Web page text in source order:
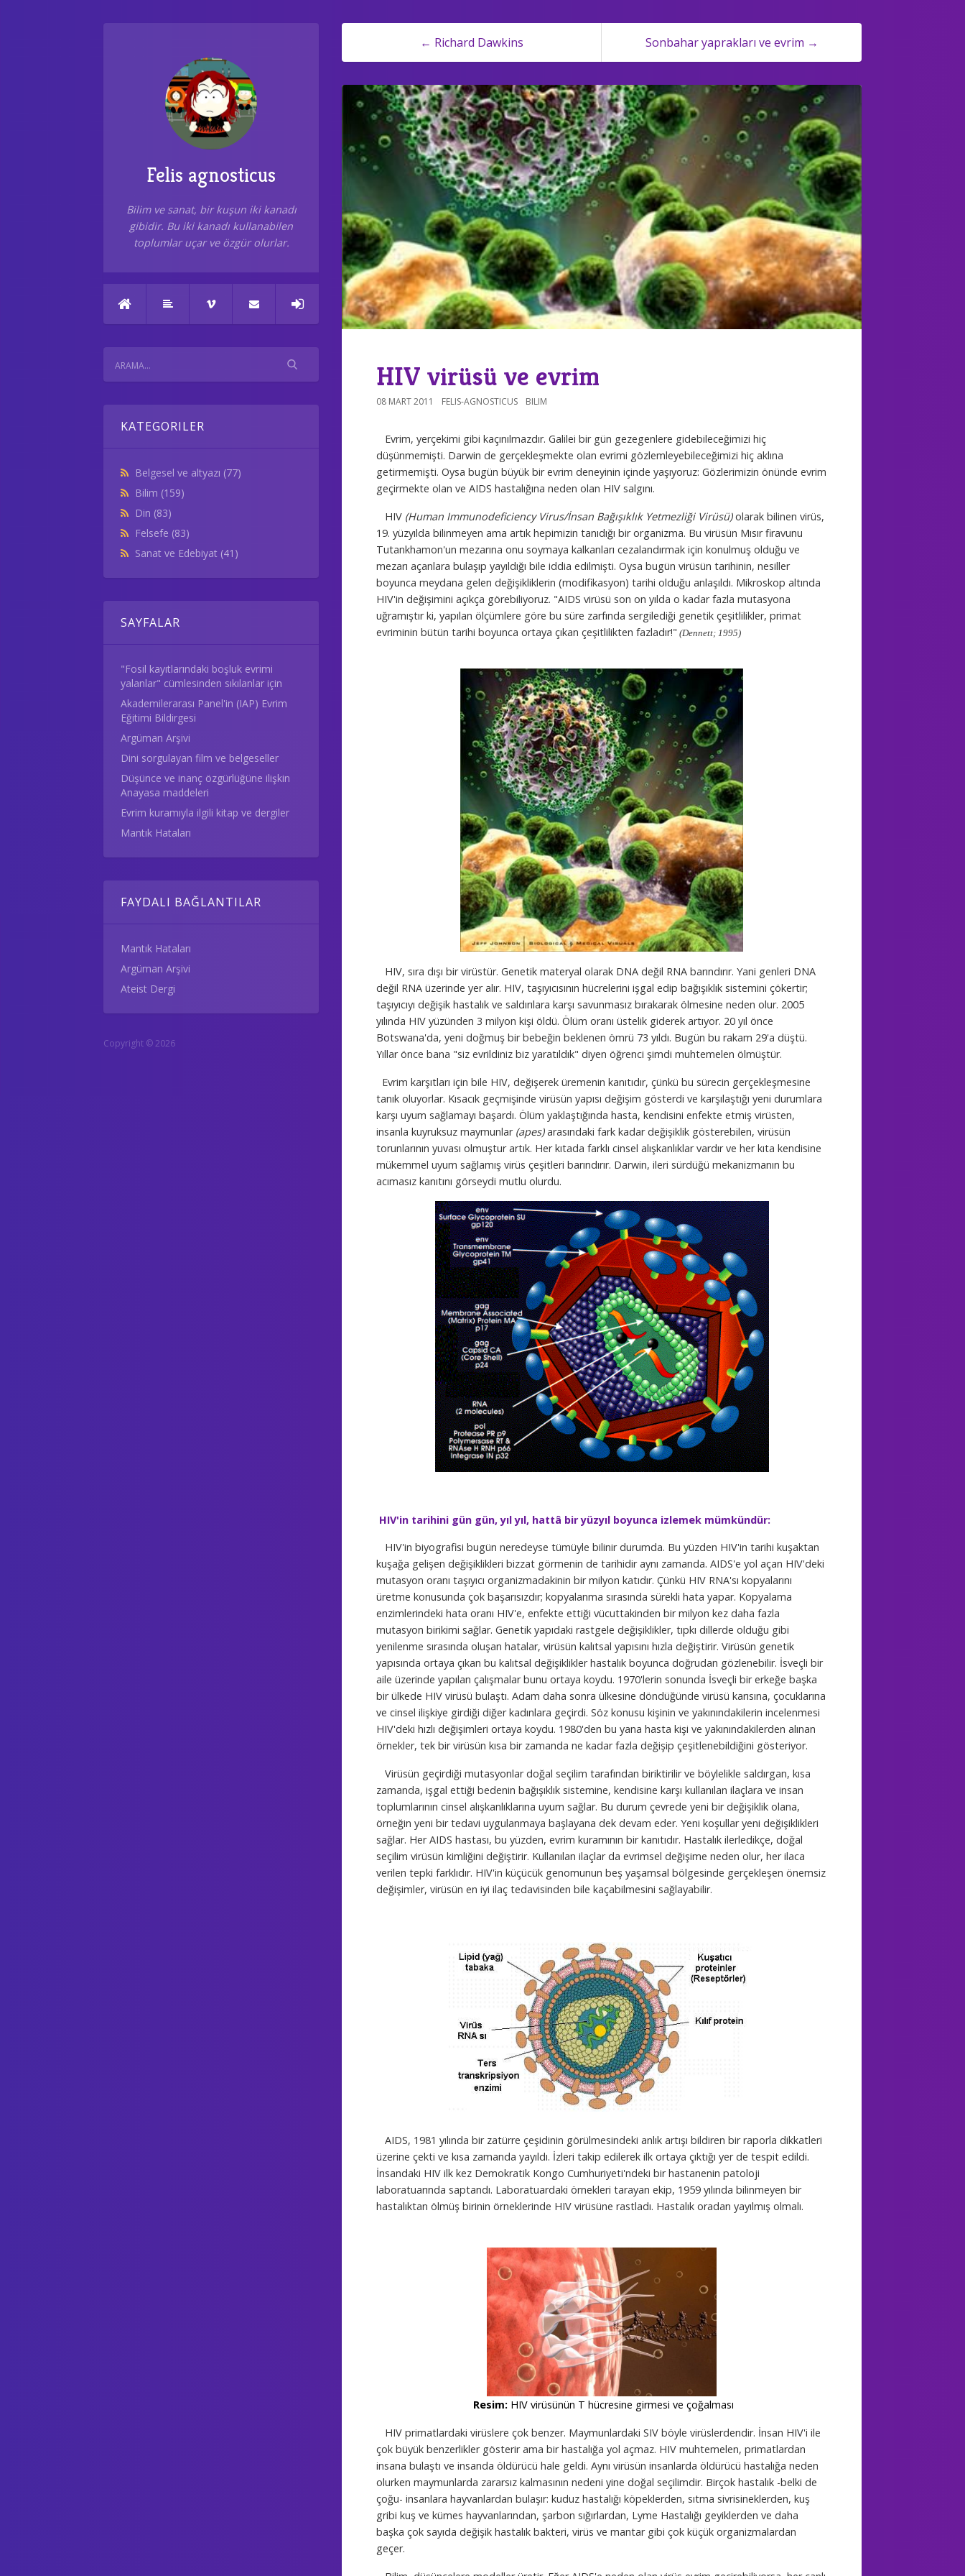
Felis agnosticus
Bilim ve sanat, bir kuşun iki kanadı
gibidir. Bu iki kanadı kullanabilen
toplumlar uçar ve özgür olurlar.
KATEGORILER
Belgesel ve altyazı (77)
Bilim (159)
Din (83)
Felsefe (83)
Sanat ve Edebiyat (41)
SAYFALAR
"Fosil kayıtlarındaki boşluk evrimi
yalanlar" cümlesinden sıkılanlar için
Akademilerarası Panel'in (IAP) Evrim
Eğitimi Bildirgesi
Argüman Arşivi
Dini sorgulayan film ve belgeseller
Düşünce ve inanç özgürlüğüne ilişkin
Anayasa maddeleri
Evrim kuramıyla ilgili kitap ve dergiler
Mantık Hataları
FAYDALI BAĞLANTILAR
Mantık Hataları
Argüman Arşivi
Ateist Dergi
Copyright © 2026
← Richard Dawkins Sonbahar yaprakları ve evrim →
HIV virüsü ve evrim
08 MART 2011 FELIS-AGNOSTICUS BILIM
Evrim, yerçekimi gibi kaçınılmazdır. Galilei bir gün gezegenlere gidebileceğimizi hiç
düşünmemişti. Darwin de gerçekleşmekte olan evrimi gözlemleyebileceğimizi hiç aklına
getirmemişti. Oysa bugün büyük bir evrim deneyinin içinde yaşıyoruz: Gözlerimizin önünde evrim
geçirmekte olan ve AIDS hastalığına neden olan HIV salgını.
HIV (Human Immunodeficiency Virus/İnsan Bağışıklık Yetmezliği Virüsü)olarak bilinen virüs,
19. yüzyılda bilinmeyen ama artık hepimizin tanıdığı bir organizma. Bu virüsün Mısır firavunu
Tutankhamon'un mezarına onu soymaya kalkanları cezalandırmak için konulmuş olduğu ve
mezarı açanlara bulaşıp yayıldığı bile iddia edilmişti. Oysa bugün virüsün tarihinin, nesiller
boyunca meydana gelen değişikliklerin (modifikasyon) tarihi olduğu anlaşıldı. Mikroskop altında
HIV'in değişimini açıkça görebiliyoruz. "AIDS virüsü son on yılda o kadar fazla mutasyona
uğramıştır ki, yapılan ölçümlere göre bu süre zarfında sergilediği genetik çeşitlilikler, primat
evriminin bütün tarihi boyunca ortaya çıkan çeşitlilikten fazladır!" (Dennett; 1995)
HIV, sıra dışı bir virüstür. Genetik materyal olarak DNA değil RNA barındırır. Yani genleri DNA
değil RNA üzerinde yer alır. HIV, taşıyıcısının hücrelerini işgal edip bağışıklık sistemini çökertir;
taşıyıcıyı değişik hastalık ve saldırılara karşı savunmasız bırakarak ölmesine neden olur. 2005
yılında HIV yüzünden 3 milyon kişi öldü. Ölüm oranı üstelik giderek artıyor. 20 yıl önce
Botswana'da, yeni doğmuş bir bebeğin beklenen ömrü 73 yıldı. Bugün bu rakam 29'a düştü.
Yıllar önce bana "siz evrildiniz biz yaratıldık" diyen öğrenci şimdi muhtemelen ölmüştür.
Evrim karşıtları için bile HIV, değişerek üremenin kanıtıdır, çünkü bu sürecin gerçekleşmesine
tanık oluyorlar. Kısacık geçmişinde virüsün yapısı değişim gösterdi ve karşılaştığı yeni durumlara
karşı uyum sağlamayı başardı. Ölüm yaklaştığında hasta, kendisini enfekte etmiş virüsten,
insanla kuyruksuz maymunlar (apes)arasındaki fark kadar değişiklik gösterebilen, virüsün
torunlarının yuvası olmuştur artık. Her kıtada farklı cinsel alışkanlıklar vardır ve her kıta kendisine
mükemmel uyum sağlamış virüs çeşitleri barındırır. Darwin, ileri sürdüğü mekanizmanın bu
acımasız kanıtını görseydi mutlu olurdu.
HIV'in tarihini gün gün, yıl yıl, hattâ bir yüzyıl boyunca izlemek mümkündür:
HIV'in biyografisi bugün neredeyse tümüyle bilinir durumda. Bu yüzden HIV'in tarihi kuşaktan
kuşağa gelişen değişiklikleri bizzat görmenin de tarihidir aynı zamanda. AIDS'e yol açan HIV'deki
mutasyon oranı taşıyıcı organizmadakinin bir milyon katıdır. Çünkü HIV RNA'sı kopyalarını
üretme konusunda çok başarısızdır; kopyalanma sırasında sürekli hata yapar. Kopyalama
enzimlerindeki hata oranı HIV'e, enfekte ettiği vücuttakinden bir milyon kez daha fazla
mutasyon birikimi sağlar. Genetik yapıdaki rastgele değişiklikler, tıpkı dillerde olduğu gibi
yenilenme sırasında oluşan hatalar, virüsün kalıtsal yapısını hızla değiştirir. Virüsün genetik
yapısında ortaya çıkan bu kalıtsal değişiklikler hastalık boyunca doğrudan gözlenebilir. İsveçli bir
aile üzerinde yapılan çalışmalar bunu ortaya koydu. 1970'lerin sonunda İsveçli bir erkeğe başka
bir ülkede HIV virüsü bulaştı. Adam daha sonra ülkesine döndüğünde virüsü karısına, çocuklarına
ve cinsel ilişkiye girdiği diğer kadınlara geçirdi. Söz konusu kişinin ve yakınındakilerin incelenmesi
HIV'deki hızlı değişimleri ortaya koydu. 1980'den bu yana hasta kişi ve yakınındakilerden alınan
örnekler, tek bir virüsün kısa bir zamanda ne kadar fazla değişip çeşitlenebildiğini gösteriyor.
Virüsün geçirdiği mutasyonlar doğal seçilim tarafından biriktirilir ve böylelikle saldırgan, kısa
zamanda, işgal ettiği bedenin bağışıklık sistemine, kendisine karşı kullanılan ilaçlara ve insan
toplumlarının cinsel alışkanlıklarına uyum sağlar. Bu durum çevrede yeni bir değişiklik olana,
örneğin yeni bir tedavi uygulanmaya başlayana dek devam eder. Yeni koşullar yeni değişiklikleri
sağlar. Her AIDS hastası, bu yüzden, evrim kuramının bir kanıtıdır. Hastalık ilerledikçe, doğal
seçilim virüsün kimliğini değiştirir. Kullanılan ilaçlar da evrimsel değişime neden olur, her ilaca
verilen tepki farklıdır. HIV'in küçücük genomunun beş yaşamsal bölgesinde gerçekleşen önemsiz
değişimler, virüsün en iyi ilaç tedavisinden bile kaçabilmesini sağlayabilir.
AIDS, 1981 yılında bir zatürre çeşidinin görülmesindeki anlık artışı bildiren bir raporla dikkatleri
üzerine çekti ve kısa zamanda yayıldı. İzleri takip edilerek ilk ortaya çıktığı yer de tespit edildi.
İnsandaki HIV ilk kez Demokratik Kongo Cumhuriyeti'ndeki bir hastanenin patoloji
laboratuarında saptandı. Laboratuardaki örnekleri tarayan ekip, 1959 yılında bilinmeyen bir
hastalıktan ölmüş birinin örneklerinde HIV virüsüne rastladı. Hastalık oradan yayılmış olmalı.
Resim: HIV virüsünün T hücresine girmesi ve çoğalması
HIV primatlardaki virüslere çok benzer. Maymunlardaki SIV böyle virüslerdendir. İnsan HIV'i ile
çok büyük benzerlikler gösterir ama bir hastalığa yol açmaz. HIV muhtemelen, primatlardan
insana bulaştı ve insanda öldürücü hale geldi. Aynı virüsün insanlarda öldürücü hastalığa neden
olurken maymunlarda zararsız kalmasının nedeni yine doğal seçilimdir. Birçok hastalık -belki de
çoğu- insanlara hayvanlardan bulaşır: kuduz hastalığı köpeklerden, sıtma sivrisineklerden, kuş
gribi kuş ve kümes hayvanlarından, şarbon sığırlardan, Lyme Hastalığı geyiklerden ve daha
başka çok sayıda değişik hastalık bakteri, virüs ve mantar gibi çok küçük organizmalardan
geçer.